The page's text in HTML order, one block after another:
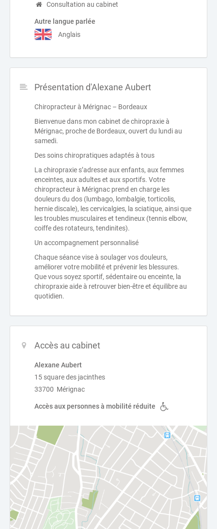
Consultation au cabinet
Autre langue parlée
Anglais
Présentation d'Alexane Aubert
Chiropracteur à Mérignac – Bordeaux
Bienvenue dans mon cabinet de chiropraxie à
Mérignac, proche de Bordeaux, ouvert du lundi au
samedi.
Des soins chiropratiques adaptés à tous
La chiropraxie s’adresse aux enfants, aux femmes
enceintes, aux adultes et aux sportifs. Votre
chiropracteur à Mérignac prend en charge les
douleurs du dos (lumbago, lombalgie, torticolis,
hernie discale), les cervicalgies, la sciatique, ainsi que
les troubles musculaires et tendineux (tennis elbow,
coiffe des rotateurs, tendinites).
Un accompagnement personnalisé
Chaque séance vise à soulager vos douleurs,
améliorer votre mobilité et prévenir les blessures.
Que vous soyez sportif, sédentaire ou enceinte, la
chiropraxie aide à retrouver bien-être et équilibre au
quotidien.
Accès au cabinet
Alexane Aubert
15 square des jacinthes
33700 Mérignac
Accès aux personnes à mobilité réduite